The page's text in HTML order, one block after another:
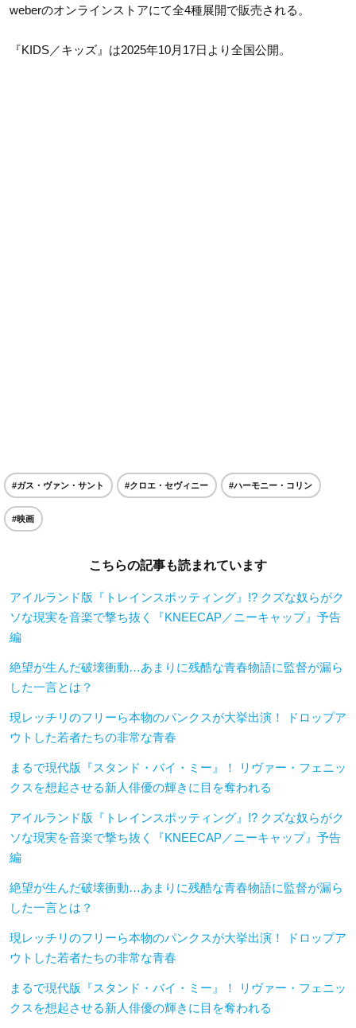
weberのオンラインストアにて全4種展開で販売される。
『KIDS／キッズ』は2025年10月17日より全国公開。
#ガス・ヴァン・サント #クロエ・セヴィニー #ハーモニー・コリン
#映画
こちらの記事も読まれています
アイルランド版『トレインスポッティング』!? クズな奴らがク
ソな現実を音楽で撃ち抜く『KNEECAP／ニーキャップ』予告
編
絶望が生んだ破壊衝動…あまりに残酷な青春物語に監督が漏ら
した一言とは？
現レッチリのフリーら本物のパンクスが大挙出演！ ドロップア
ウトした若者たちの非常な青春
まるで現代版『スタンド・バイ・ミー』！ リヴァー・フェニッ
クスを想起させる新人俳優の輝きに目を奪われる
アイルランド版『トレインスポッティング』!? クズな奴らがク
ソな現実を音楽で撃ち抜く『KNEECAP／ニーキャップ』予告
編
絶望が生んだ破壊衝動…あまりに残酷な青春物語に監督が漏ら
した一言とは？
現レッチリのフリーら本物のパンクスが大挙出演！ ドロップア
ウトした若者たちの非常な青春
まるで現代版『スタンド・バイ・ミー』！ リヴァー・フェニッ
クスを想起させる新人俳優の輝きに目を奪われる